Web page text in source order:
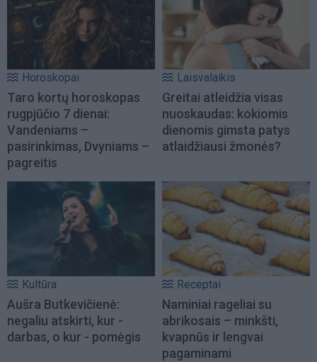
Horoskopai
Taro kortų horoskopas
rugpjūčio 7 dienai:
Vandeniams –
pasirinkimas, Dvyniams –
pagreitis
Laisvalaikis
Greitai atleidžia visas
nuoskaudas: kokiomis
dienomis gimsta patys
atlaidžiausi žmonės?
Kultūra
Aušra Butkevičienė:
negaliu atskirti, kur -
darbas, o kur - pomėgis
Receptai
Naminiai rageliai su
abrikosais – minkšti,
kvapnūs ir lengvai
pagaminami